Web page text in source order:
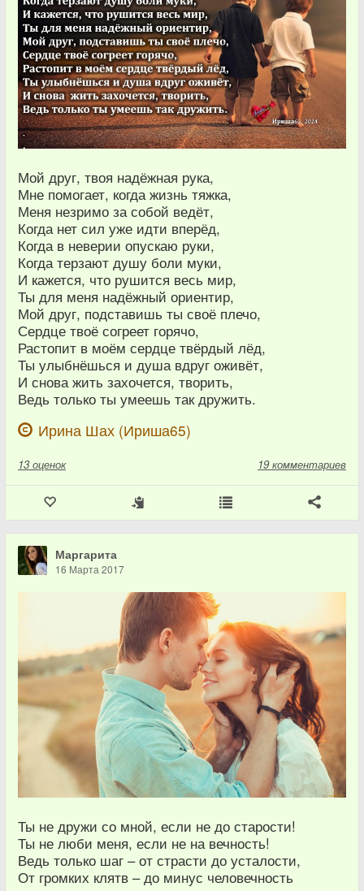
Мой друг, твоя надёжная рука,
Мне помогает, когда жизнь тяжка,
Меня незримо за собой ведёт,
Когда нет сил уже идти вперёд,
Когда в неверии опускаю руки,
Когда терзают душу боли муки,
И кажется, что рушится весь мир,
Ты для меня надёжный ориентир,
Мой друг, подставишь ты своё плечо,
Сердце твоё согреет горячо,
Растопит в моём сердце твёрдый лёд,
Ты улыбнёшься и душа вдруг оживёт,
И снова жить захочется, творить,
Ведь только ты умеешь так дружить.
Ирина Шах (Ириша65)
13 оценок 19 комментариев
Маргарита
16 Марта 2017
Ты не дружи со мной, если не до старости!
Ты не люби меня, если не на вечность!
Ведь только шаг – от страсти до усталости,
От громких клятв – до минус человечность